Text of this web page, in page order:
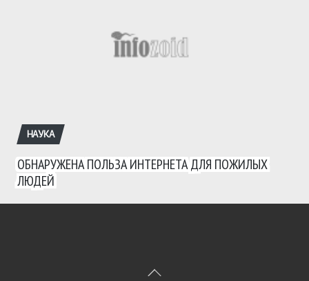
НАУКА
ОБНАРУЖЕНА ПОЛЬЗА ИНТЕРНЕТА ДЛЯ ПОЖИЛЫХ
ЛЮДЕЙ